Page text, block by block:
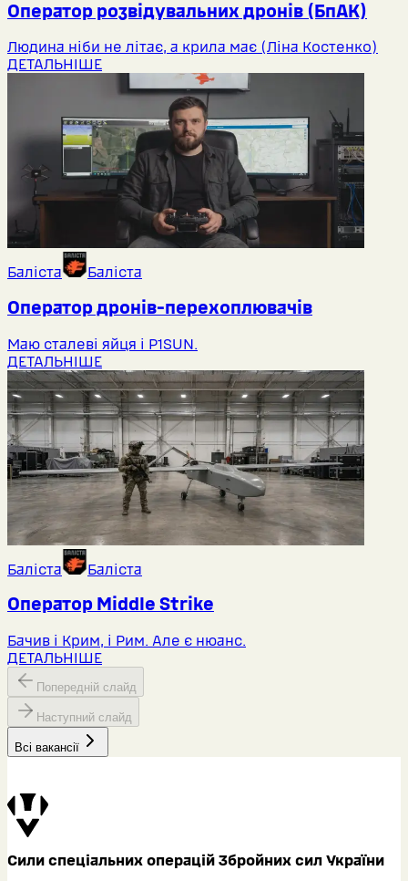
Оператор розвідувальних дронів (БпАК)
Людина ніби не літає, а крила має (Ліна Костенко)
ДЕТАЛЬНІШЕ
Баліста Баліста
Оператор дронів-перехоплювачів
Маю сталеві яйця і P1SUN.
ДЕТАЛЬНІШЕ
Баліста Баліста
Оператор Middlе Strike
Бачив і Крим, і Рим. Але є нюанс.
ДЕТАЛЬНІШЕ
Попередній слайд
Наступний слайд
Всі вакансії
Сили спеціальних операцій Збройних сил України